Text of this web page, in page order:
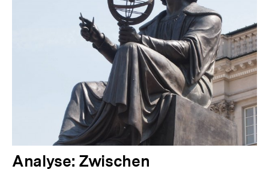
V
Analyse: Zwischen